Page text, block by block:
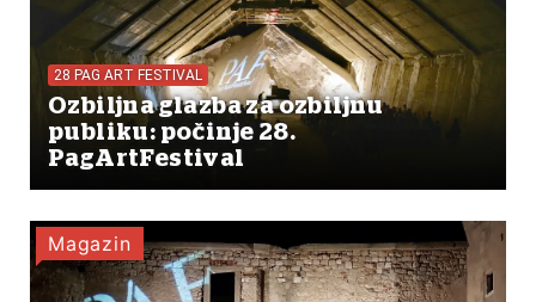
28 PAG ART FESTIVAL
Ozbiljna glazba za ozbiljnu
publiku: počinje 28.
PagArtFestival
Magazin